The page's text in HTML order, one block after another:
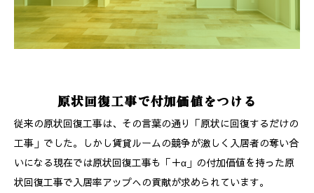
原状回復工事で付加価値をつける
従来の原状回復工事は、その言葉の通り「原状に回復するだけの
工事」でした。しかし賃貸ルームの競争が激しく入居者の奪い合
いになる現在では原状回復工事も「＋α」の付加価値を持った原
状回復工事で入居率アップへの貢献が求められています。